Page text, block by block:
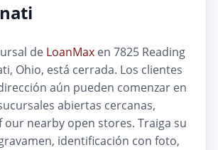
de LoanMax en 7825 Reading
Ohio, está cerrada. Los clientes
aún pueden comenzar en
abiertas cercanas,
our nearby open stores. Traiga su
identificación con foto,